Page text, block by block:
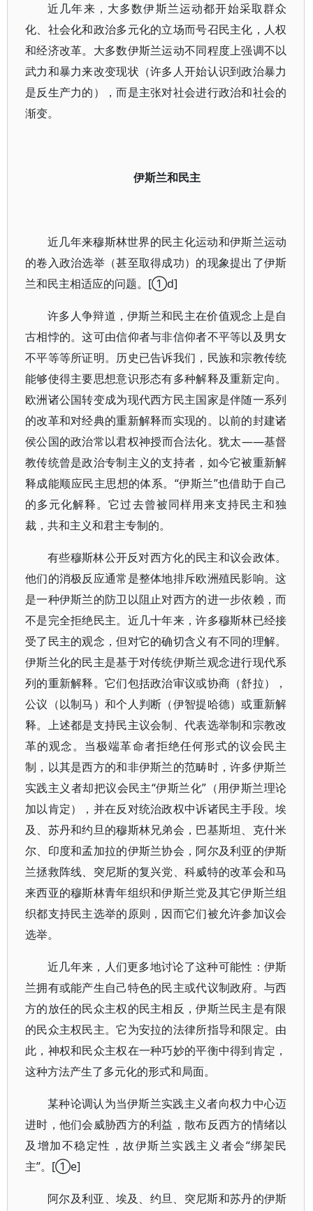
近几年来，大多数伊斯兰运动都开始采取群众
化、社会化和政治多元化的立场而号召民主化，人权
和经济改革。大多数伊斯兰运动不同程度上强调不以
武力和暴力来改变现状（许多人开始认识到政治暴力
是反生产力的），而是主张对社会进行政治和社会的
渐变。
伊斯兰和民主
近几年来穆斯林世界的民主化运动和伊斯兰运动
的卷入政治选举（甚至取得成功）的现象提出了伊斯
兰和民主相适应的问题。[①d]
许多人争辩道，伊斯兰和民主在价值观念上是自
古相悖的。这可由信仰者与非信仰者不平等以及男女
不平等等所证明。历史已告诉我们，民族和宗教传统
能够使得主要思想意识形态有多种解释及重新定向。
欧洲诸公国转变成为现代西方民主国家是伴随一系列
的改革和对经典的重新解释而实现的。以前的封建诸
侯公国的政治常以君权神授而合法化。犹太——基督
教传统曾是政治专制主义的支持者，如今它被重新解
释成能顺应民主思想的体系。“伊斯兰”也借助于自己
的多元化解释。它过去曾被同样用来支持民主和独
裁，共和主义和君主专制的。
有些穆斯林公开反对西方化的民主和议会政体。
他们的消极反应通常是整体地排斥欧洲殖民影响。这
是一种伊斯兰的防卫以阻止对西方的进一步依赖，而
不是完全拒绝民主。近几十年来，许多穆斯林已经接
受了民主的观念，但对它的确切含义有不同的理解。
伊斯兰化的民主是基于对传统伊斯兰观念进行现代系
列的重新解释。它们包括政治审议或协商（舒拉），
公议（以制马）和个人判断（伊智提哈德）或重新解
释。上述都是支持民主议会制、代表选举制和宗教改
革的观念。当极端革命者拒绝任何形式的议会民主
制，以其是西方的和非伊斯兰的范畴时，许多伊斯兰
实践主义者却把议会民主“伊斯兰化”（用伊斯兰理论
加以肯定），并在反对统治政权中诉诸民主手段。埃
及、苏丹和约旦的穆斯林兄弟会，巴基斯坦、克什米
尔、印度和孟加拉的伊斯兰协会，阿尔及利亚的伊斯
兰拯救阵线、突尼斯的复兴党、科威特的改革会和马
来西亚的穆斯林青年组织和伊斯兰党及其它伊斯兰组
织都支持民主选举的原则，因而它们被允许参加议会
选举。
近几年来，人们更多地讨论了这种可能性：伊斯
兰拥有或能产生自己特色的民主或代议制政府。与西
方的放任的民众主权的民主相反，伊斯兰民主是有限
的民众主权民主。它为安拉的法律所指导和限定。由
此，神权和民众主权在一种巧妙的平衡中得到肯定，
这种方法产生了多元化的形式和局面。
某种论调认为当伊斯兰实践主义者向权力中心迈
进时，他们会威胁西方的利益，散布反西方的情绪以
及增加不稳定性，故伊斯兰实践主义者会“绑架民
主”。[①e]
阿尔及利亚、埃及、约旦、突尼斯和苏丹的伊斯